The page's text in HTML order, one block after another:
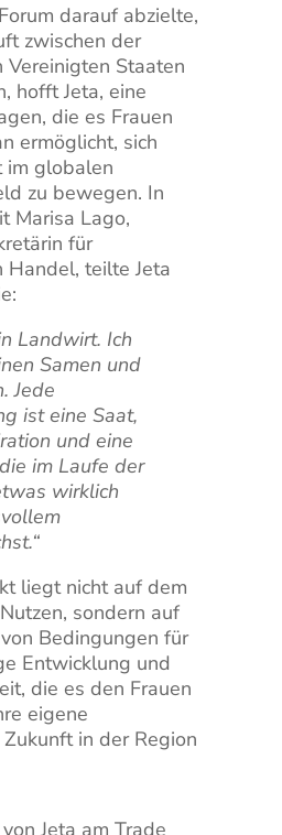
darauf abzielte,
zwischen der
Vereinigten Staaten
hofft Jeta, eine
die es Frauen
ermöglicht, sich
globalen
zu bewegen. In
Marisa Lago,
für
Handel, teilte Jeta
Landwirt. Ich
Samen und
Jede
ist eine Saat,
und eine
im Laufe der
wirklich
liegt nicht auf dem
sondern auf
Bedingungen für
Entwicklung und
die es den Frauen
eigene
in der Region
Jeta am Trade